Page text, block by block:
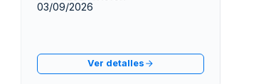
03/09/2026
Ver detalles